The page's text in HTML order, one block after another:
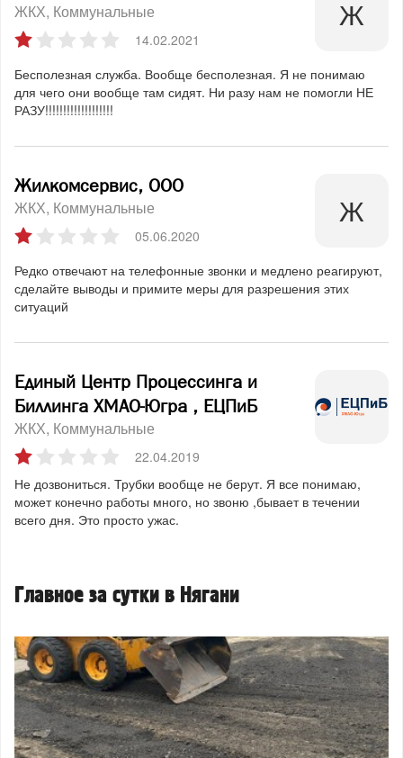
ЖКХ Коммунальные
14.02.2021
Бесполезная служба. Вообще бесполезная. Я не понимаю
для чего они вообще там сидят. Ни разу нам не помогли НЕ
РАЗУ!!!!!!!!!!!!!!!!!!!
Жилкомсервис, ООО
ЖКХ Коммунальные
05.06.2020
Редко отвечают на телефонные звонки и медлено реагируют,
сделайте выводы и примите меры для разрешения этих
ситуаций
Единый Центр Процессинга и
Биллинга ХМАО-Югра , ЕЦПиБ
ЖКХ Коммунальные
22.04.2019
Не дозвониться. Трубки вообще не берут. Я все понимаю,
может конечно работы много, но звоню ,бывает в течении
всего дня. Это просто ужас.
Главное за сутки в Нягани